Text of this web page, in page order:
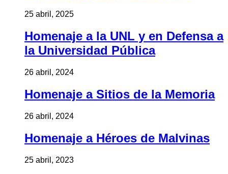
25 abril, 2025
Homenaje a la UNL y en Defensa a
la Universidad Pública
26 abril, 2024
Homenaje a Sitios de la Memoria
26 abril, 2024
Homenaje a Héroes de Malvinas
25 abril, 2023